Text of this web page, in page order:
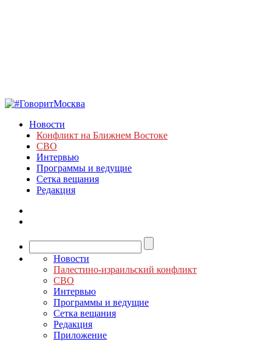
Новости
Конфликт на Ближнем Востоке
СВО
Интервью
Программы и ведущие
Сетка вещания
Редакция
Новости
Палестино-израильский конфликт
СВО
Интервью
Программы и ведущие
Сетка вещания
Редакция
Приложение